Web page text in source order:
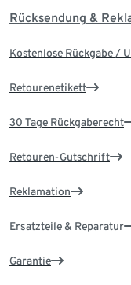
Rücksendung &
Kostenlose Rückgabe /
Retourenetikett
30 Tage Rückgaberecht
Retouren-Gutschrift
Reklamation
Ersatzteile & Reparatur
Garantie